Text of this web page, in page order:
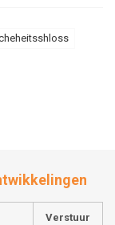
Verstuur